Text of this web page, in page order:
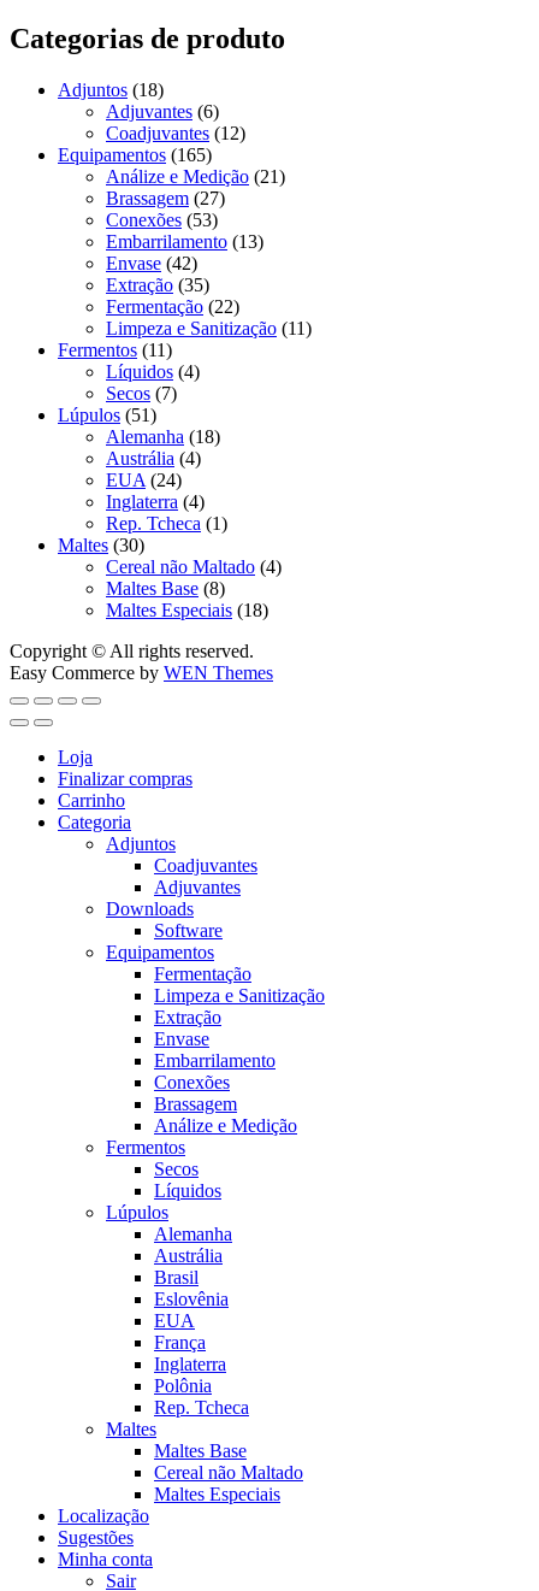
Categorias de produto
Adjuntos (18)
Adjuvantes (6)
Coadjuvantes (12)
Equipamentos (165)
Análize e Medição (21)
Brassagem (27)
Conexões (53)
Embarrilamento (13)
Envase (42)
Extração (35)
Fermentação (22)
Limpeza e Sanitização (11)
Fermentos (11)
Líquidos (4)
Secos (7)
Lúpulos (51)
Alemanha (18)
Austrália (4)
EUA (24)
Inglaterra (4)
Rep. Tcheca (1)
Maltes (30)
Cereal não Maltado (4)
Maltes Base (8)
Maltes Especiais (18)
Copyright © All rights reserved.
Easy Commerce by WEN Themes
Loja
Finalizar compras
Carrinho
Categoria
Adjuntos
Coadjuvantes
Adjuvantes
Downloads
Software
Equipamentos
Fermentação
Limpeza e Sanitização
Extração
Envase
Embarrilamento
Conexões
Brassagem
Análize e Medição
Fermentos
Secos
Líquidos
Lúpulos
Alemanha
Austrália
Brasil
Eslovênia
EUA
França
Inglaterra
Polônia
Rep. Tcheca
Maltes
Maltes Base
Cereal não Maltado
Maltes Especiais
Localização
Sugestões
Minha conta
Sair